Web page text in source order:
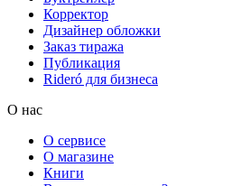
Корректор
Дизайнер обложки
Заказ тиража
Публикация
Rideró для бизнеса
О нас
О сервисе
О магазине
Книги